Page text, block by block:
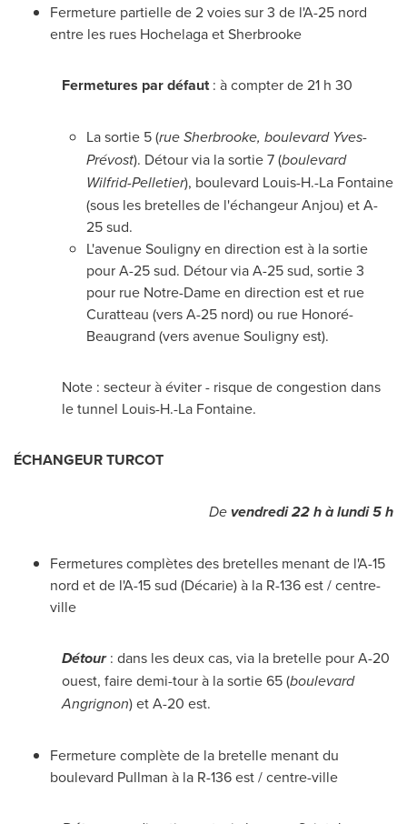
Fermeture partielle de 2 voies sur 3 de l'A-25 nord
entre les rues Hochelaga etSherbrooke
Fermetures par défaut: à compter de 21 h 30
La sortie 5 (rue Sherbrooke, boulevard Yves-
Prévost). Détour via la sortie 7 (boulevard
Wilfrid-Pelletier), boulevard Louis-H.-La Fontaine
(sous les bretelles de l'échangeurAnjou) et A-
25 sud.
L'avenue Souligny en direction est à la sortie
pour A-25 sud. Détour via A-25 sud, sortie 3
pour rue Notre-Dameen direction est et rue
Curatteau (vers A-25 nord) ou rue Honoré-
Beaugrand (vers avenue Souligny est).
Note : secteur à éviter - risque de congestion dans
le tunnel Louis-H.-La Fontaine.
ÉCHANGEUR TURCOT
Devendredi 22 h à lundi 5 h
Fermetures complètes des bretelles menant de l'A-15
nord et de l'A-15 sud (Décarie) à la R-136 est / centre-
ville
Détour: dans les deux cas, via la bretelle pour A-20
ouest, faire demi-tour à la sortie 65 (boulevard
Angrignon) et A-20 est.
Fermeture complète de la bretelle menant du
boulevard Pullman à la R-136 est / centre-ville